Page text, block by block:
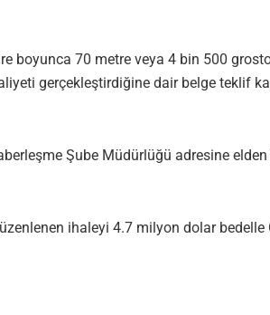
boyunca 70 metre veya 4 bin 500
gerçekleştirdiğine dair belge teklif
Şube Müdürlüğü adresine
ihaleyi 4.7 milyon dolar bedelle